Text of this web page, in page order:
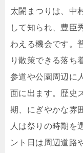
太閤まつりは、中
して知られ、豊臣
わえる機会です。
り散策できる落ち
参道や公園周辺に
面に出ます。歴史
期、にぎやかな雰
人は祭りの時期を
ント日は周辺道路